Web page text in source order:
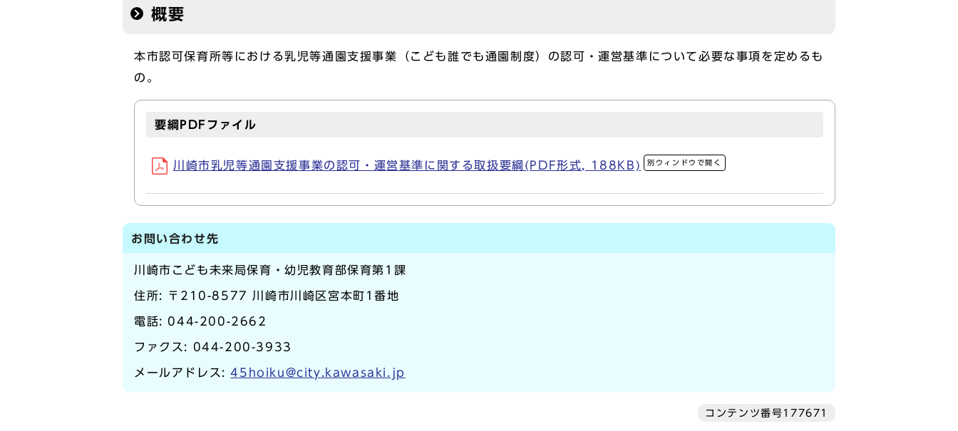
概要
本市認可保育所等における乳児等通園支援事業（こども誰でも通園制度）の認可・運営基準について必要な事項を定めるも
の。
要綱PDFファイル
川崎市乳児等通園支援事業の認可・運営基準に関する取扱要綱(PDF形式, 188KB) 別ウィンドウで開く
お問い合わせ先
川崎市こども未来局保育・幼児教育部保育第1課
住所: 〒210-8577 川崎市川崎区宮本町1番地
電話: 044-200-2662
ファクス: 044-200-3933
メールアドレス:45hoiku@city.kawasaki.jp
コンテンツ番号177671